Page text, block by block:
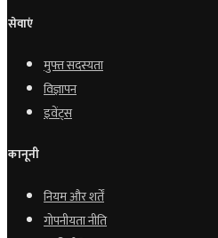
सेवाएं
मुफ्त सदस्यता
विज्ञापन
इवेंट्स
कानूनी
नियम और शर्तें
गोपनीयता नीति